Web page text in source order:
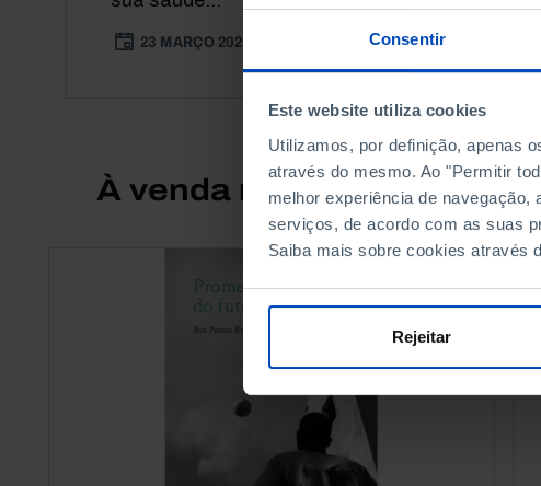
Consentir
Este website utiliza cookies
Utilizamos, por definição, apenas
através do mesmo. Ao "Permitir
melhor experiência de
serviços, de acordo com as suas
Saiba mais sobre cookies através
Rejeitar
23 MARÇO 2021
À venda na Livraria